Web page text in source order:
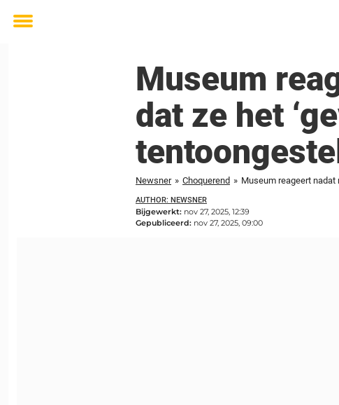
Toggle
Museum
dat ze het
Newsner » Choquerend » Museum reageert nadat
AUTHOR: NEWSNER
Bijgewerkt: nov 27, 2025, 12:39
Gepubliceerd: nov 27, 2025, 09:00